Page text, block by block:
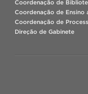
Coordenação de
Coordenação de Ensino
Coordenação de
Direção de Gabinete